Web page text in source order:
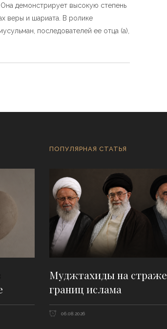
демонстрирует высокую степень
веры и шариата. В ролике
последователей ее отца (а),
ПОПУЛЯРНАЯ СТАТЬЯ
Муджтахиды на страже
границ ислама
06.08.2026